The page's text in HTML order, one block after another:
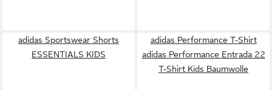
adidas Sportswear Shorts
ESSENTIALS KIDS
adidas Performance T-Shirt
adidas Performance Entrada 22
T-Shirt Kids Baumwolle